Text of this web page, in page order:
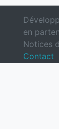
en
Notices
Contact